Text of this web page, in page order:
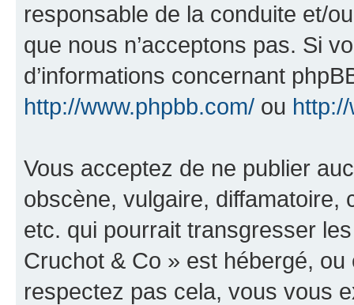
responsable de la conduite et/
que nous n’acceptons pas. Si
d’informations concernant
http://www.phpbb.com/ ou
Vous acceptez de ne publier
obscène, vulgaire, diffamatoire,
etc. qui pourrait transgresser
Cruchot & Co » est hébergé,
respectez pas cela, vous vous